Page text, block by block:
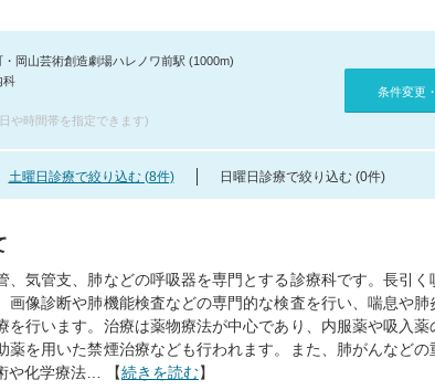
・岡山芸術創造劇場ハレノワ前駅 (1000m)
科
や時間帯を指定できます)
条件変更
土曜日診療で絞り込む (8件) 日曜日診療で絞り込む (0件)
、気管支、肺などの呼吸器を専門とする診療科です。長引く
画像診断や肺機能検査などの専門的な検査を行い、喘息や肺
を行います。治療は薬物療法が中心であり、内服薬や吸入薬
薬を用いた禁煙治療なども行われます。また、肺がんなどの
や化学療法… 【続きを読む】